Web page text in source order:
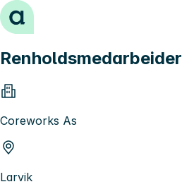
Hopp til innhold
Renholdsmedarbeider
Coreworks As
Larvik